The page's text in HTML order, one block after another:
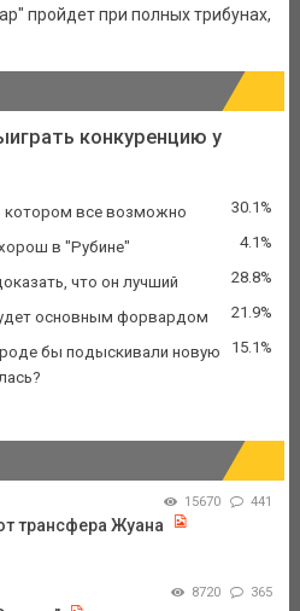
пройдет при полных трибунах,
конкуренцию у
котором все возможно 30.1%
в "Рубине" 4.1%
что он лучший 28.8%
основным форвардом 21.9%
бы подыскивали новую
15.1%
15670 441
трансфера Жуана
8720 365